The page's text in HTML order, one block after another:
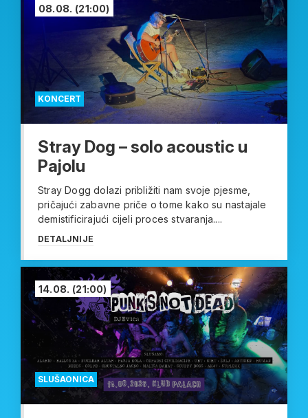
KONCERT
08.08. (21:00)
Stray Dog – solo acoustic u
Pajolu
Stray Dogg dolazi približiti nam svoje pjesme,
pričajući zabavne priče o tome kako su nastajale
demistificirajući cijeli proces stvaranja....
DETALJNIJE
SLUŠAONICA
14.08. (21:00)